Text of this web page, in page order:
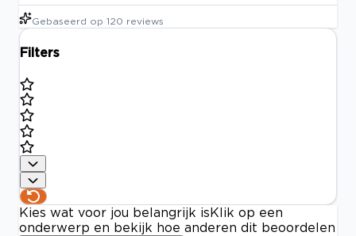
Gebaseerd op 120 reviews
Filters
Kies wat voor jou belangrijk is Klik op een
onderwerp en bekijk hoe anderen dit beoordelen